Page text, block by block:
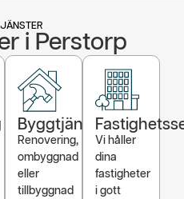
i Perstorp
Byggtjänster
Renovering,
ombyggnad
eller
tillbyggnad
Vi håller
dina
fastigheter
i gott